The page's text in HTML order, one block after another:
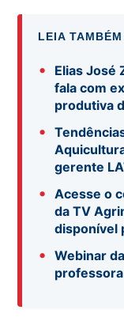
LEIA
•
Elias José
fala com
produtiva
•
gerente
•
Acesse o
da TV
disponível
•
Webinar
professora